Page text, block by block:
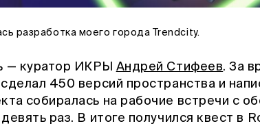
разработка моего города Trendcity.
— куратор ИКРЫ Андрей Стифеев. За
450 версий пространства и
собиралась на рабочие встречи с
раз. В итоге получился квест в